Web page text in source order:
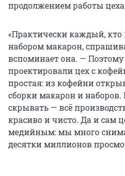
продолжением работы
«Практически каждый, кто
набором макарон,
вспоминает она. —
проектировали цех с
простая: из кофейни
сборки макарон и наборов.
скрывать — всё
красиво и чисто. Да и сам
медийным: мы много
десятки миллионов